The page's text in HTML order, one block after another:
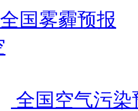
全国雾霾预报
全国空气污染